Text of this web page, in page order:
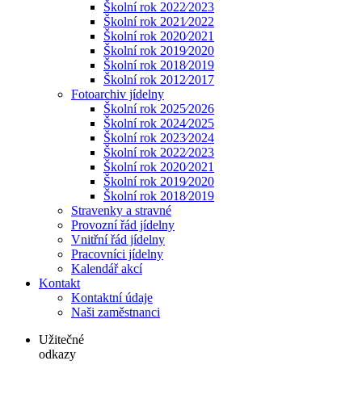
Školní rok 2022⁄2023
Školní rok 2021⁄2022
Školní rok 2020⁄2021
Školní rok 2019⁄2020
Školní rok 2018⁄2019
Školní rok 2012⁄2017
Fotoarchiv jídelny
Školní rok 2025⁄2026
Školní rok 2024⁄2025
Školní rok 2023⁄2024
Školní rok 2022⁄2023
Školní rok 2020⁄2021
Školní rok 2019⁄2020
Školní rok 2018⁄2019
Stravenky a stravné
Provozní řád jídelny
Vnitřní řád jídelny
Pracovníci jídelny
Kalendář akcí
Kontakt
Kontaktní údaje
Naši zaměstnanci
Užitečné
odkazy